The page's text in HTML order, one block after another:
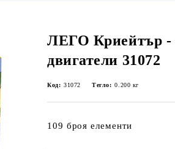
ЛЕГО Криейтър -
двигатели 31072
Код: 31072 Тегло: 0.200 кг
109 броя елементи